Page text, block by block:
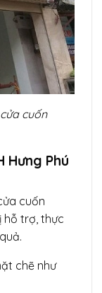
cuốn
Hưng Phú
cuốn
hỗ trợ, thực
chẽ như